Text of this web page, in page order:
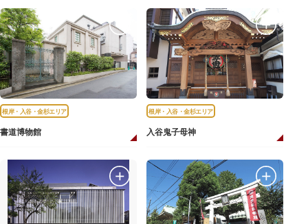
根岸・入谷・金杉エリア
書道博物館
根岸・入谷・金杉エリア
入谷鬼子母神